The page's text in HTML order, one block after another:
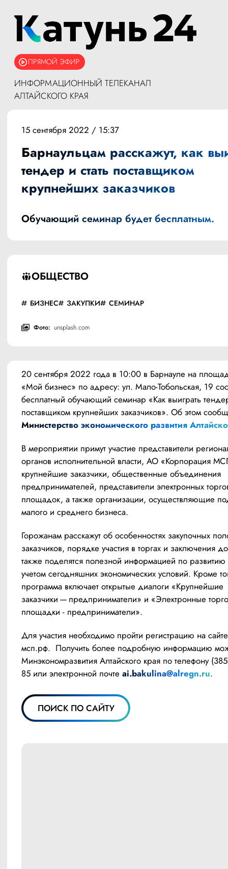
ПРЯМОЙ ЭФИР
ИНФОРМАЦИОННЫЙ ТЕЛЕКАНАЛ
АЛТАЙСКОГО КРАЯ
ОБЩЕСТВО
БИЗНЕС ЗАКУПКИ СЕМИНАР
Фото: unsplash.com
15 сентября 2022 / 15:37
Барнаульцам расскажут, как
тендер и стать поставщиком
крупнейших заказчиков
Обучающий семинар будет бесплатным.
20 сентября 2022 года в 10:00 в Барнауле на
«Мой бизнес» по адресу: ул. Мало-Тобольская, 19
бесплатный обучающий семинар «Как выиграть
Министерство экономического развития
В мероприятии примут участие представители
органов исполнительной власти, АО «Корпорация
крупнейшие заказчики, общественные объединения
предпринимателей, представители электронных
площадок, а также организации, осуществляющие
малого и среднего бизнеса.
Горожанам расскажут об особенностях закупочных
заказчиков, порядке участия в торгах и заключения
также поделятся полезной информацией по
учетом сегодняшних экономических условий. Кроме
программа включает открытые диалоги «Крупнейшие
заказчики — предприниматели» и «Электронные
площадки - предприниматели».
Для участия необходимо пройти регистрацию на
мсп.рф.  Получить более подробную информацию
Минэкономразвития Алтайского края по телефону
85 или электронной почте ai.bakulina@alregn.ru.
ПОИСК ПО САЙТУ